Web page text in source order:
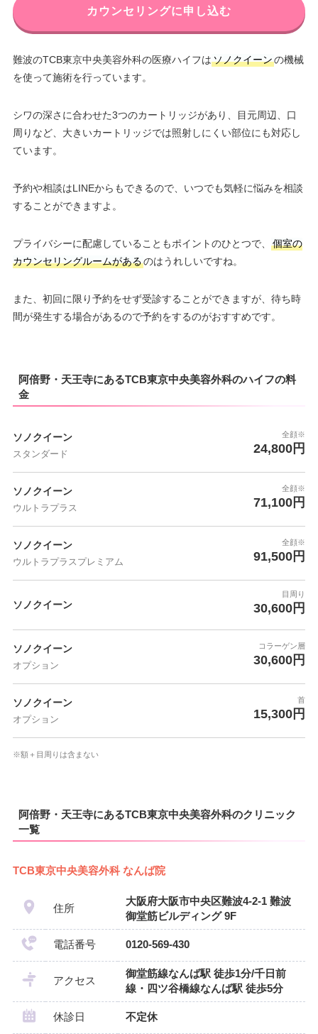
カウンセリングに申し込む
難波のTCB東京中央美容外科の医療ハイフはソノクイーンの機械
を使って施術を行っています。
シワの深さに合わせた3つのカートリッジがあり、目元周辺、口
周りなど、大きいカートリッジでは照射しにくい部位にも対応し
ています。
予約や相談はLINEからもできるので、いつでも気軽に悩みを相談
することができますよ。
プライバシーに配慮していることもポイントのひとつで、
個室の
カウンセリングルームがあるのはうれしいですね。
また、初回に限り予約をせず受診することができますが、待ち時
間が発生する場合があるので予約をするのがおすすめです。
阿倍野・天王寺にあるTCB東京中央美容外科のハイフの料
金
ソノクイーン
スタンダード
全顔※
24,800円
ソノクイーン
ウルトラプラス
全顔※
71,100円
ソノクイーン
ウルトラプラスプレミアム
全顔※
91,500円
ソノクイーン
目周り
30,600円
ソノクイーン
オプション
コラーゲン層
30,600円
ソノクイーン
オプション
首
15,300円
※額＋目周りは含まない
阿倍野・天王寺にあるTCB東京中央美容外科のクリニック
一覧
TCB東京中央美容外科 なんば院
住所
大阪府大阪市中央区難波4-2-1 難波
御堂筋ビルディング 9F
電話番号 0120-569-430
アクセス
御堂筋線なんば駅 徒歩1分/千日前
線・四ツ谷橋線なんば駅 徒歩5分
休診日 不定休